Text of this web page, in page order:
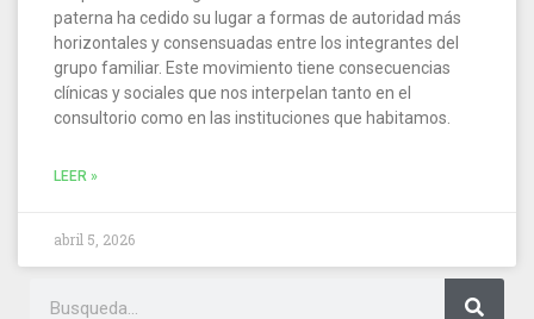
paterna ha cedido su lugar a formas de autoridad más
horizontales y consensuadas entre los integrantes del
grupo familiar. Este movimiento tiene consecuencias
clínicas y sociales que nos interpelan tanto en el
consultorio como en las instituciones que habitamos.
LEER »
abril 5, 2026